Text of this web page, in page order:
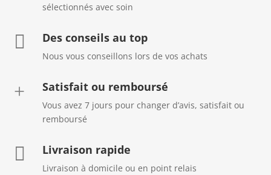
sélectionnés avec soin
 Des conseils au top
Nous vous conseillons lors de vos achats
+ Satisfait ou remboursé
Vous avez 7 jours pour changer d’avis, satisfait ou
remboursé
 Livraison rapide
Livraison à domicile ou en point relais